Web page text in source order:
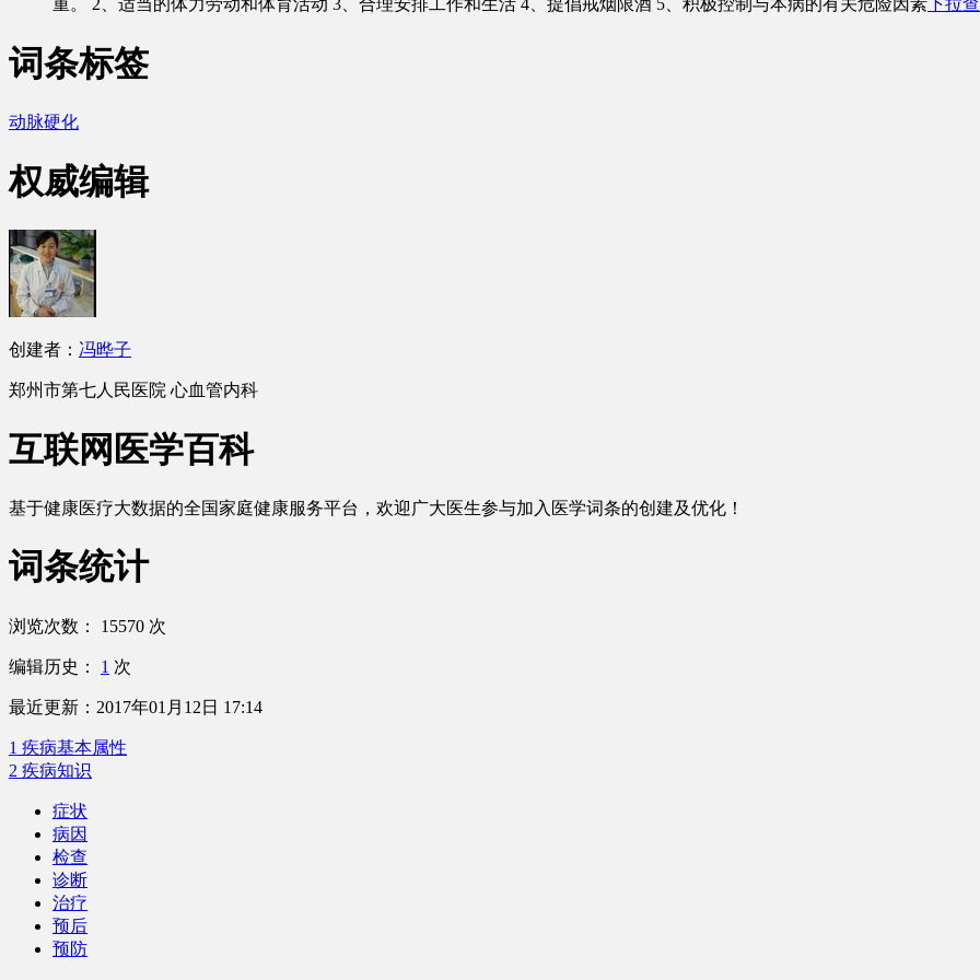
重。 2、适当的体力劳动和体育活动 3、合理安排工作和生活 4、提倡戒烟限酒 5、积极控制与本病的有关危险因素 下拉
词条标签
动脉硬化
权威编辑
创建者： 冯晔子
郑州市第七人民医院 心血管内科
互联网医学百科
基于健康医疗大数据的全国家庭健康服务平台，欢迎广大医生参与加入医学词条的创建及优化！
词条统计
浏览次数： 15570 次
编辑历史： 1 次
最近更新： 2017年01月12日 17:14
1 疾病基本属性
2 疾病知识
症状
病因
检查
诊断
治疗
预后
预防